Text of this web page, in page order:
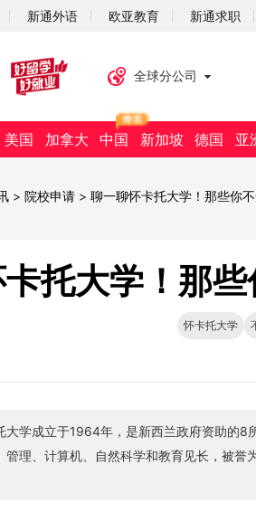
新通外语 欧亚教育 新通求职
全球分公司
美国 加拿大 中国 新加坡 德国 亚
> 院校申请 > 聊一聊怀卡托大学！那些你
托大学！那
怀卡托大学
大学成立于1964年，是新西兰政府资助的8
管理、计算机、自然科学和教育见长，被